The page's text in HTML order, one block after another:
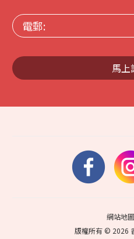
電
郵:
馬上
網站地圖
版權所有 © 2026